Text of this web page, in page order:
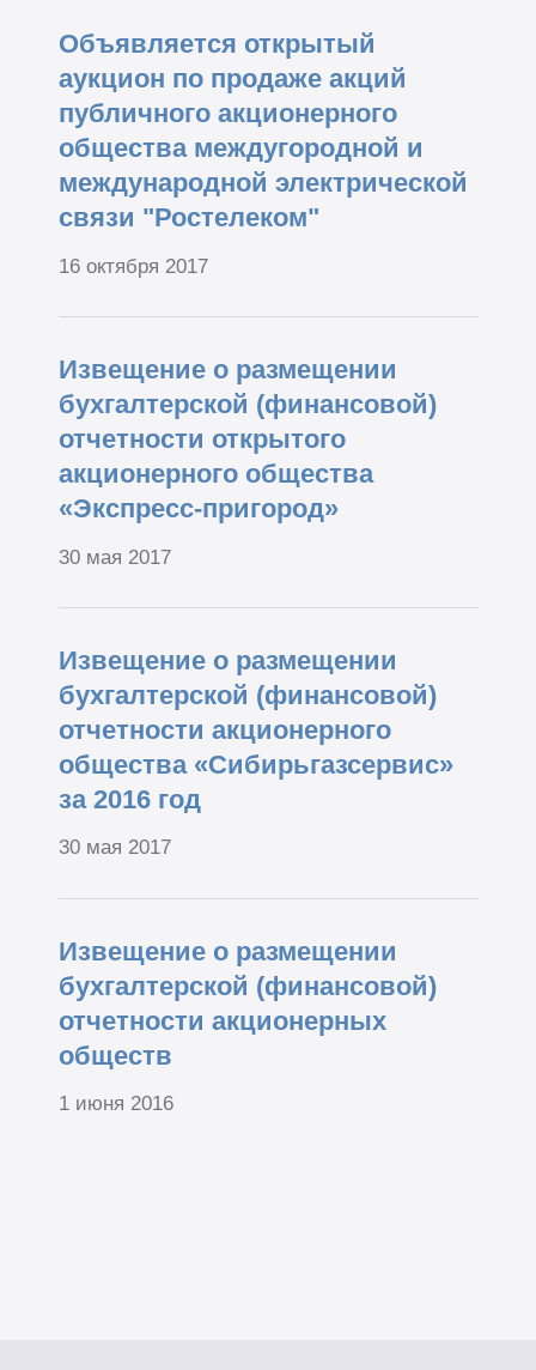
Объявляется открытый
аукцион по продаже акций
публичного акционерного
общества междугородной и
международной электрической
связи "Ростелеком"
16 октября 2017
Извещение о размещении
бухгалтерской (финансовой)
отчетности открытого
акционерного общества
«Экспресс-пригород»
30 мая 2017
Извещение о размещении
бухгалтерской (финансовой)
отчетности акционерного
общества «Сибирьгазсервис»
за 2016 год
30 мая 2017
Извещение о размещении
бухгалтерской (финансовой)
отчетности акционерных
обществ
1 июня 2016